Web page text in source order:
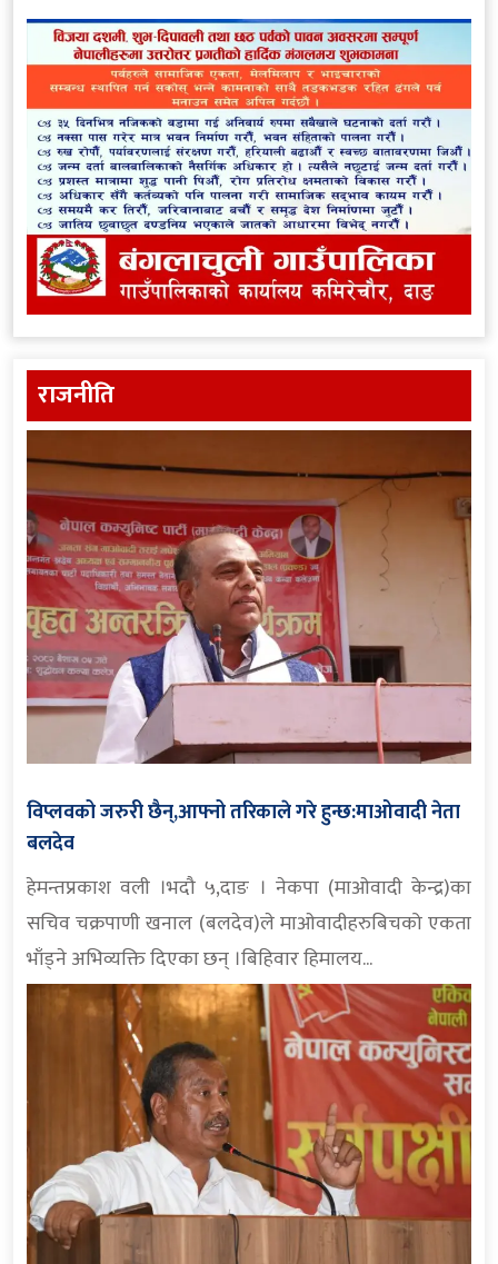
राजनीति
विप्लवको जरुरी छैन्,आफ्नो तरिकाले गरे हुन्छ:माओवादी नेता
बलदेव
हेमन्तप्रकाश वली ।भदौ ५,दाङ । नेकपा (माओवादी केन्द्र)का
सचिव चक्रपाणी खनाल (बलदेव)ले माओवादीहरुबिचको एकता
भाँड्ने अभिव्यक्ति दिएका छन् ।बिहिवार हिमालय...